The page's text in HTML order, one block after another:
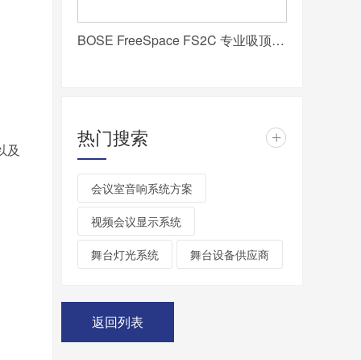
及
BOSE FreeSpace FS2C 专业吸顶扬声器 吸顶音响 家庭影院音响 家庭背景音乐套装 全屋音响组合嵌入式音乐系统套装 吊顶音响
热门搜索 +
会议室音响系统方案
视频会议显示系统
舞台灯光系统 舞台设备供应商
返回列表